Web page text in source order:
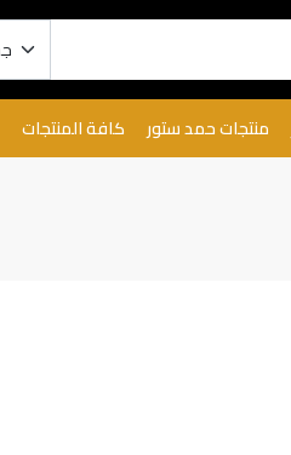
منتجات حمد ستور كافة المنتجات